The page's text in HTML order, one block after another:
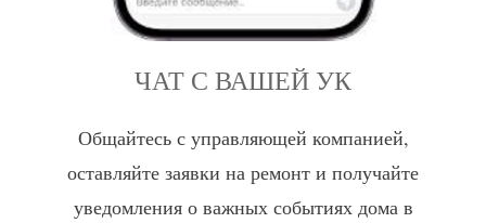
ЧАТ С ВАШЕЙ УК
Общайтесь с управляющей компанией,
оставляйте заявки на ремонт и получайте
уведомления о важных событиях дома в